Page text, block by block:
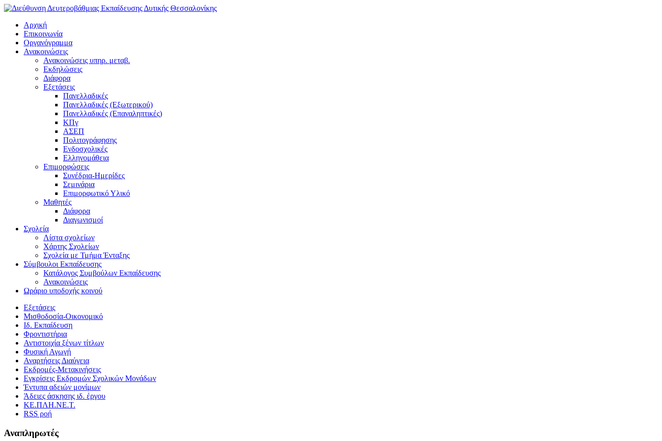
Αρχική
Επικοινωνία
Οργανόγραμμα
Ανακοινώσεις
Ανακοινώσεις υπηρ. μεταβ.
Εκδηλώσεις
Διάφορα
Εξετάσεις
Πανελλαδικές
Πανελλαδικές (Εξωτερικού)
Πανελλαδικές (Επαναληπτικές)
ΚΠγ
ΑΣΕΠ
Πολιτογράφησης
Ενδοσχολικές
Ελληνομάθεια
Επιμορφώσεις
Συνέδρια-Ημερίδες
Σεμινάρια
Επιμορφωτικό Υλικό
Μαθητές
Διάφορα
Διαγωνισμοί
Σχολεία
Λίστα σχολείων
Χάρτης Σχολείων
Σχολεία με Τμήμα Ένταξης
Σύμβουλοι Εκπαίδευσης
Κατάλογος Συμβούλων Εκπαίδευσης
Ανακοινώσεις
Ωράριο υποδοχής κοινού
Εξετάσεις
Μισθοδοσία-Οικονομικό
Ιδ. Εκπαίδευση
Φροντιστήρια
Αντιστοιχία ξένων τίτλων
Φυσική Αγωγή
Αναρτήσεις Διαύγεια
Εκδρομές-Μετακινήσεις
Εγκρίσεις Εκδρομών Σχολικών Μονάδων
Έντυπα αδειών μονίμων
Άδειες άσκησης ιδ. έργου
ΚΕ.ΠΛΗ.ΝΕ.Τ.
RSS ροή
Αναπληρωτές